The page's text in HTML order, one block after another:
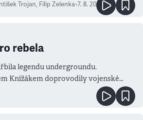
Trojan, Filip Zelenka•7. 8. 2026
rebela
legendu undergroundu.
Knížákem doprovodily vojenské